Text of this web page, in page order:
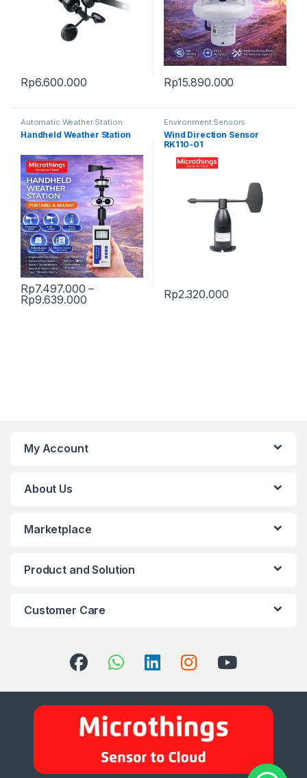
Rp6.600.000 Rp15.890.000
Automatic Weather Station
Handheld Weather Station
Rp7.497.000 –
Rp9.639.000Price range: Rp7.497.000 through
This product has multiple variants. The options may be chosen
Environment Sensors
Wind Direction Sensor
RK110-01
Rp2.320.000
My Account
About Us
Marketplace
Product and Solution
Customer Care